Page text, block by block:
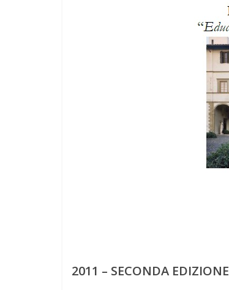
2011 – SECONDA EDIZIONE